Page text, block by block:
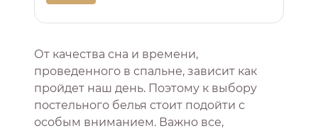
От качества сна и времени,
проведенного в спальне, зависит как
пройдет наш день. Поэтому к выбору
постельного белья стоит подойти с
особым вниманием. Важно все,